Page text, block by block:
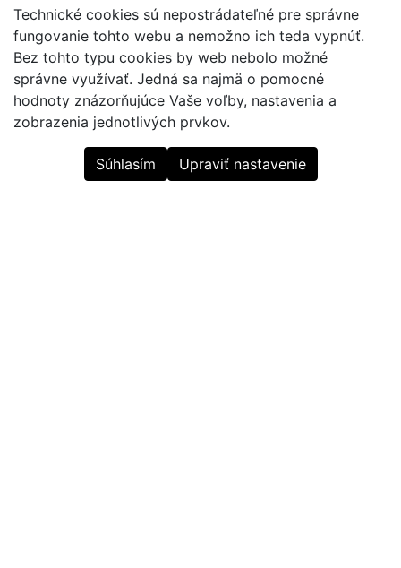
Technické cookies sú nepostrádateľné pre správne
fungovanie tohto webu a nemožno ich teda vypnúť.
Bez tohto typu cookies by web nebolo možné
správne využívať. Jedná sa najmä o pomocné
hodnoty znázorňujúce Vaše voľby, nastavenia a
zobrazenia jednotlivých prvkov.
Súhlasím Upraviť nastavenie